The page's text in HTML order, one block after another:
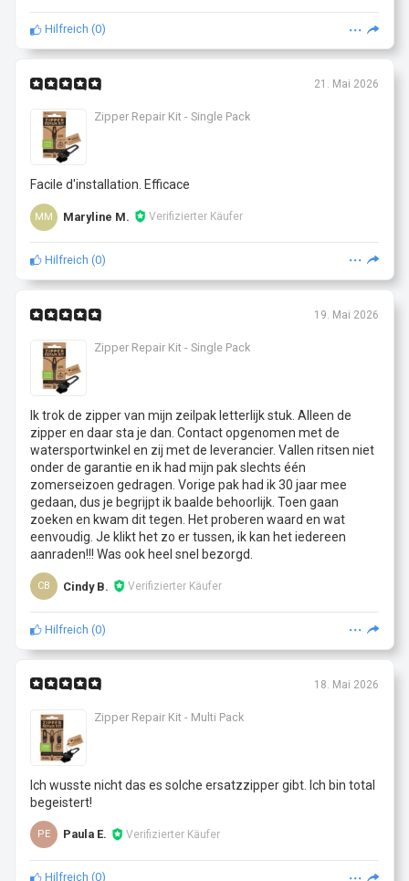
Hilfreich (0)
21. Mai 2026
Zipper Repair Kit - Single Pack
Facile d'installation. Efficace
MM Maryline M. Verifizierter Käufer
Hilfreich (0)
19. Mai 2026
Zipper Repair Kit - Single Pack
Ik trok de zipper van mijn zeilpak letterlijk stuk. Alleen de
zipper en daar sta je dan. Contact opgenomen met de
watersportwinkel en zij met de leverancier. Vallen ritsen niet
onder de garantie en ik had mijn pak slechts één
zomerseizoen gedragen. Vorige pak had ik 30 jaar mee
gedaan, dus je begrijpt ik baalde behoorlijk. Toen gaan
zoeken en kwam dit tegen. Het proberen waard en wat
eenvoudig. Je klikt het zo er tussen, ik kan het iedereen
aanraden!!! Was ook heel snel bezorgd.
CB Cindy B. Verifizierter Käufer
Hilfreich (0)
18. Mai 2026
Zipper Repair Kit - Multi Pack
Ich wusste nicht das es solche ersatzzipper gibt. Ich bin total
begeistert!
PE Paula E. Verifizierter Käufer
Hilfreich (0)